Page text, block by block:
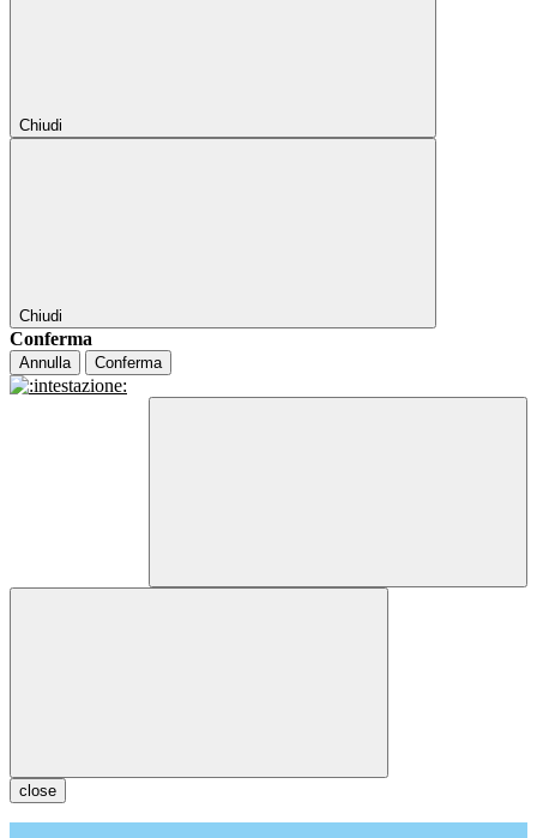
Chiudi
Chiudi
Conferma
Annulla Conferma
close